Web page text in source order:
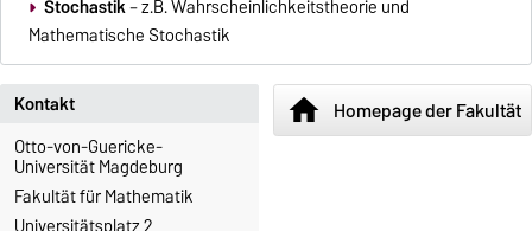
Stochastik– z.B. Wahrscheinlichkeitstheorie und
Mathematische Stochastik
Kontakt
Otto-von-Guericke-
Universität Magdeburg
Fakultät für Mathematik
home Homepage der Fakultät